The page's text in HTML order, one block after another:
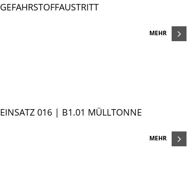
GEFAHRSTOFFAUSTRITT
MEHR
EINSATZ 016 | B1.01 MÜLLTONNE
MEHR